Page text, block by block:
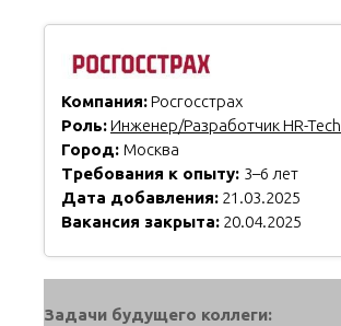
Компания:Росгосстрах
Роль:Инженер/Разработчик HR-Tech
Город: Москва
Требования к опыту: 3–6 лет
Дата добавления: 21.03.2025
Вакансия закрыта: 20.04.2025
Задачи будущего коллеги: